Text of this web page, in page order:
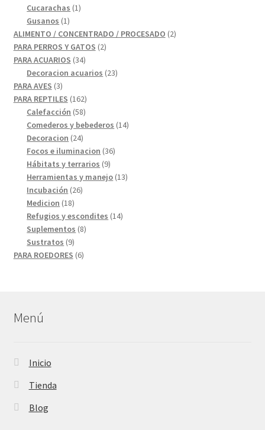
producto
Cucarachas 11
Gusanos 11
producto
ALIMENTO / CONCENTRADO / PROCESADO 22
PARA PERROS Y GATOS 22
PARA ACUARIOS 3434
productos
Decoracion acuarios 2323
PARA AVES 33
productos
PARA REPTILES 162162
productos
Calefacción 5858
productos
Comederos y bebederos 1414
Decoracion 2424
productos
Focos e iluminacion 3636
Hábitats y terrarios 99
productos
Herramientas y manejo 1313
Incubación 2626
Medicion 1818
productos
Refugios y escondites 1414
Suplementos 88
Sustratos 99
productos
PARA ROEDORES 66
Menú
Inicio
Tienda
Blog